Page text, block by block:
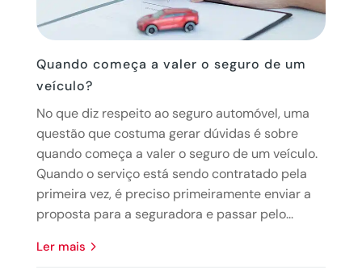
Quando começa a valer o seguro de um
veículo?
No que diz respeito ao seguro automóvel, uma
questão que costuma gerar dúvidas é sobre
quando começa a valer o seguro de um veículo.
Quando o serviço está sendo contratado pela
primeira vez, é preciso primeiramente enviar a
proposta para a seguradora e passar pelo...
ler mais